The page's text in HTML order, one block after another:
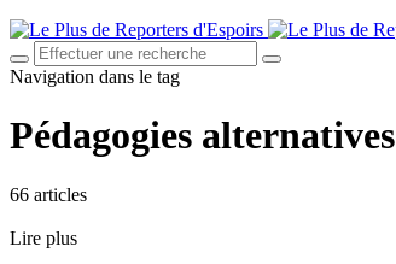
Navigation dans le tag
Pédagogies alternatives
66 articles
Lire plus